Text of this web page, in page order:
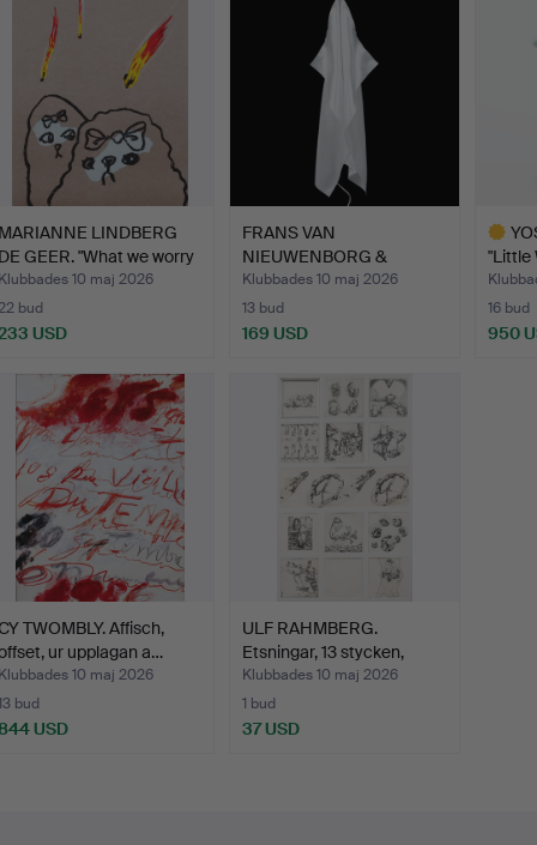
LINDBERG
GEER. "What we worry
10 maj 2026
bud
USD
FRANS VAN
NIEUWENBORG &
MARTIJN WEGMAN. Vä…
Klubbades 10 maj 2026
13 bud
169 USD
"Little
16 bud
950
TWOMBLY. Affisch,
ur upplagan a…
10 maj 2026
bud
USD
ULF RAHMBERG.
Etsningar, 13 stycken,
signe…
Klubbades 10 maj 2026
1 bud
37 USD